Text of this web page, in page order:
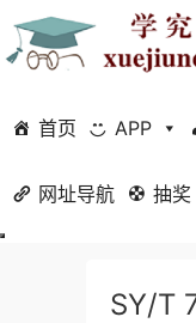
首页 APP
网址导航 抽奖
当前位置：首页
SY/T